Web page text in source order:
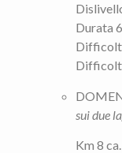
Durata
sui due
Km 8 ca.